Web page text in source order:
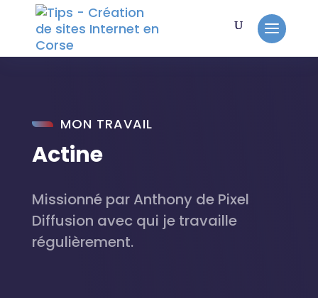
MON TRAVAIL
Actine
Missionné par Anthony de Pixel
Diffusion avec qui je travaille
régulièrement.